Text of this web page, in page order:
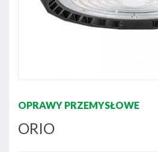
OPRAWY PRZEMYSŁOWE
ORIO